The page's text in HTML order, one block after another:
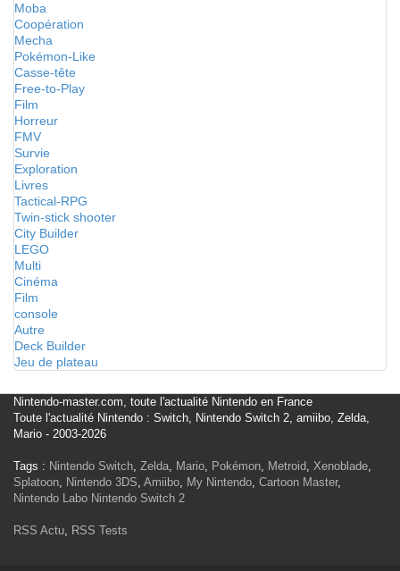
Moba
Coopération
Mecha
Pokémon-Like
Casse-tête
Free-to-Play
Film
Horreur
FMV
Survie
Exploration
Livres
Tactical-RPG
Twin-stick shooter
City Builder
LEGO
Multi
Cinéma
Film
console
Autre
Deck Builder
Jeu de plateau
Nintendo-master.com, toute l'actualité Nintendo en France
Toute l'actualité Nintendo : Switch, Nintendo Switch 2, amiibo, Zelda,
Mario - 2003-2026
Tags : Nintendo Switch, Zelda, Mario, Pokémon, Metroid, Xenoblade,
Splatoon, Nintendo 3DS, Amiibo, My Nintendo, Cartoon Master,
Nintendo Labo Nintendo Switch 2
RSS Actu, RSS Tests